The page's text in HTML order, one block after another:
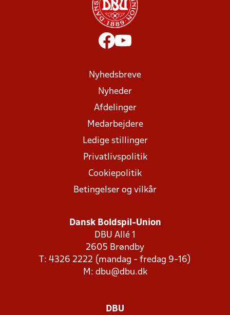
Nyhedsbreve
Nyheder
Afdelinger
Medarbejdere
Ledige stillinger
Privatlivspolitik
Cookiepolitik
Betingelser og vilkår
Dansk Boldspil-Union
DBU Allé 1
2605 Brøndby
T: 4326 2222 (mandag - fredag 9-16)
M: dbu@dbu.dk
DBU